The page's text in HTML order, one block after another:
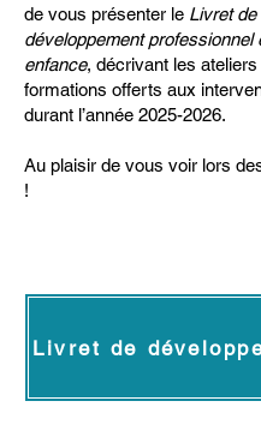
de vous présenter le Livret de
développement professionnel
enfance, décrivant les ateliers
formations offerts aux
durant l’année 2025-2026.
Au plaisir de vous voir lors
!